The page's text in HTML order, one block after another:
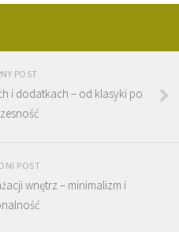
POST
i dodatkach – od klasyki po
POST
wnętrz – minimalizm i